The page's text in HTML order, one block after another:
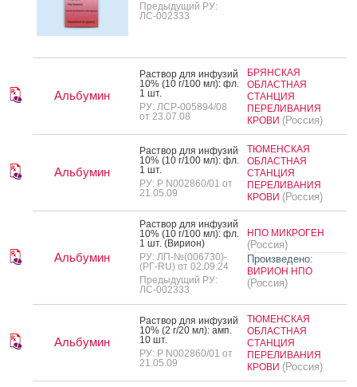
Предыдущий РУ:
ЛС-002333
Альбумин
Рас­твор для ин­фу­зий
10% (10 г/100 мл): фл.
1 шт.
РУ: ЛСР-005894/08
от 23.07.08
БРЯНСКАЯ
ОБЛАСТНАЯ
СТАНЦИЯ
ПЕРЕЛИВАНИЯ
КРОВИ (Россия)
Альбумин
Рас­твор для ин­фу­зий
10% (10 г/100 мл): фл.
1 шт.
РУ: Р N002860/01 от
21.05.09
ТЮМЕНСКАЯ
ОБЛАСТНАЯ
СТАНЦИЯ
ПЕРЕЛИВАНИЯ
КРОВИ (Россия)
Альбумин
Рас­твор для ин­фу­зий
10% (10 г/100 мл): фл.
1 шт. (Ви­ри­он)
РУ: ЛП-№(006730)-
(РГ-RU) от 02.09.24
Предыдущий РУ:
ЛС-002333
НПО МИКРОГЕН
(Россия)
Произведено:
ВИРИОН НПО
(Россия)
Альбумин
Рас­твор для ин­фу­зий
10% (2 г/20 мл): амп.
10 шт.
РУ: Р N002860/01 от
21.05.09
ТЮМЕНСКАЯ
ОБЛАСТНАЯ
СТАНЦИЯ
ПЕРЕЛИВАНИЯ
КРОВИ (Россия)